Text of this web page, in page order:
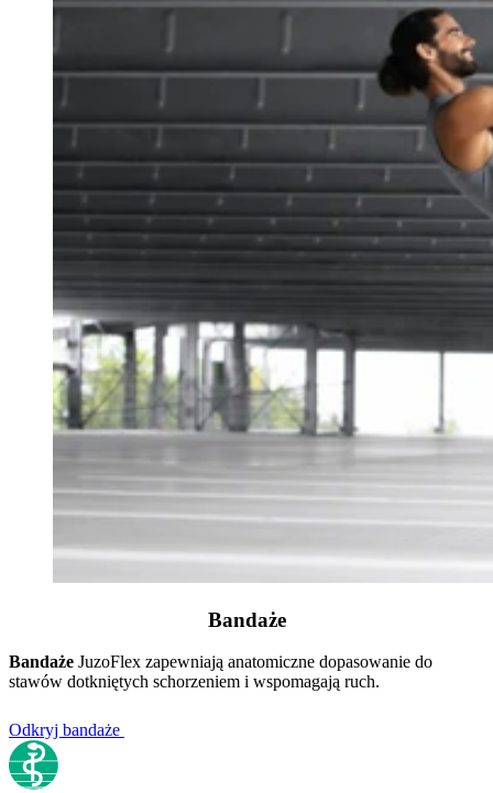
Bandaże
Bandaże JuzoFlex zapewniają anatomiczne dopasowanie do
stawów dotkniętych schorzeniem i wspomagają ruch.
Odkryj bandaże